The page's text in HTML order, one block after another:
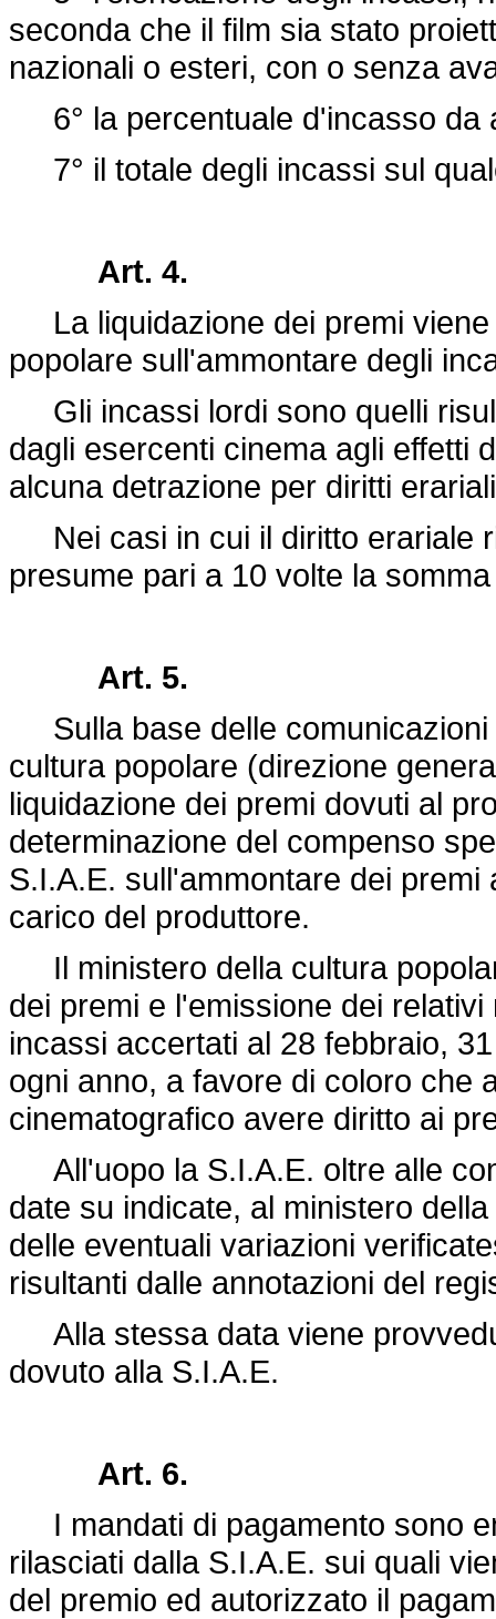
seconda che il film sia stato
nazionali o esteri, con o senza
6° la percentuale d'incasso da
7° il totale degli incassi sul
Art. 4.
La liquidazione dei premi viene
popolare sull'ammontare degli
Gli incassi lordi sono quelli
dagli esercenti cinema agli effetti
alcuna detrazione per diritti
Nei casi in cui il diritto erariale
presume pari a 10 volte la
Art. 5.
Sulla base delle comunicazioni
cultura popolare (direzione
liquidazione dei premi dovuti al
determinazione del compenso
S.I.A.E. sull'ammontare dei
carico del produttore.
Il ministero della cultura
dei premi e l'emissione dei
incassi accertati al 28 febbraio,
ogni anno, a favore di coloro che
cinematografico avere diritto ai
All'uopo la S.I.A.E. oltre alle
date su indicate, al ministero
delle eventuali variazioni
risultanti dalle annotazioni del
Alla stessa data viene
dovuto alla S.I.A.E.
Art. 6.
I mandati di pagamento sono
rilasciati dalla S.I.A.E. sui quali
del premio ed autorizzato il